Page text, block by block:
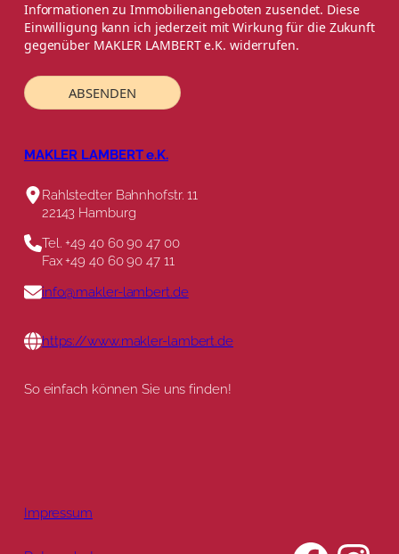
Informationen zu Immobilienangeboten zusendet. Diese
Einwilligung kann ich jederzeit mit Wirkung für die Zukunft
gegenüber MAKLER LAMBERT e.K. widerrufen.
ABSENDEN
MAKLER LAMBERT e.K.
Rahlstedter Bahnhofstr. 11
22143 Hamburg
Tel. +49 40 60 90 47 00
Fax +49 40 60 90 47 11
info@makler-lambert.de
https://www.makler-lambert.de
So einfach können Sie uns finden!
Impressum